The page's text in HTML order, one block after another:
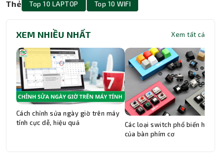
Thẻ Top 10 LAPTOP Top 10 WIFI
XEM NHIỀU NHẤT Xem tất cả
Cách chỉnh sửa ngày giờ trên máy
tính cực dễ, hiệu quả
Các loại switch phổ biến hiện
của bàn phím cơ